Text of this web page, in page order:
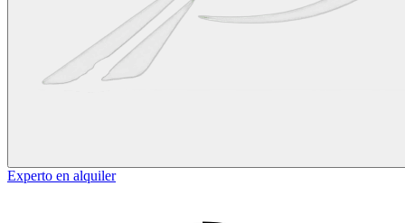
Experto en alquiler